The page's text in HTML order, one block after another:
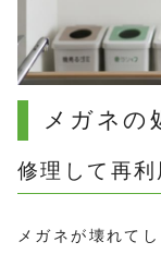
メガネの
修理して再
メガネが壊れて